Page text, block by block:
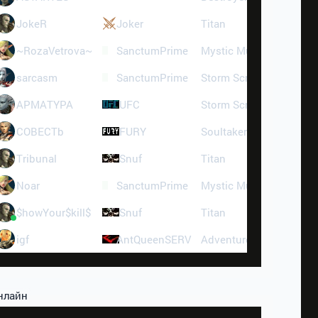
JokeR Joker Titan
~RozaVetrova~ SanctumPrime Mystic Muse
sarcasm SanctumPrime Storm Screamer
APMATYPA UFC Storm Screamer
COBECTb FURY Soultaker
Tribunal Snuf Titan
Noar SanctumPrime Mystic Muse
$howYour$kill$ Snuf Titan
igf AntQueenSERV Adventurer